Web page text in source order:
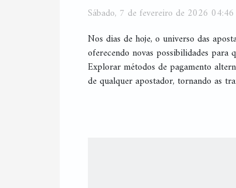
Sábado, 7 de fevereiro de 2026 04:46
Nos dias de hoje, o universo das
oferecendo novas possibilidades para
Explorar métodos de pagamento
de qualquer apostador, tornando as